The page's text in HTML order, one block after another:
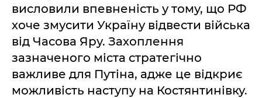
висловили впевненість у тому, що РФ
хоче змусити Україну відвести війська
від Часова Яру. Захоплення
зазначеного міста стратегічно
важливе для Путіна, адже це відкриє
можливість наступу на Костянтинівку.